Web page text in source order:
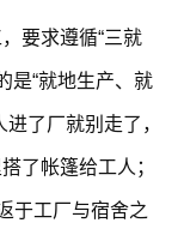
要求遵循“三就
是“就地生产、就
了厂就别走了，
了帐篷给工人；
于工厂与宿舍之